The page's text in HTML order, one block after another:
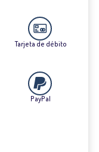
Tarjeta de débito
PayPal